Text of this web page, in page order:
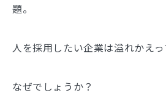
題。
人を採用したい企業は溢れかえっ
なぜでしょうか？